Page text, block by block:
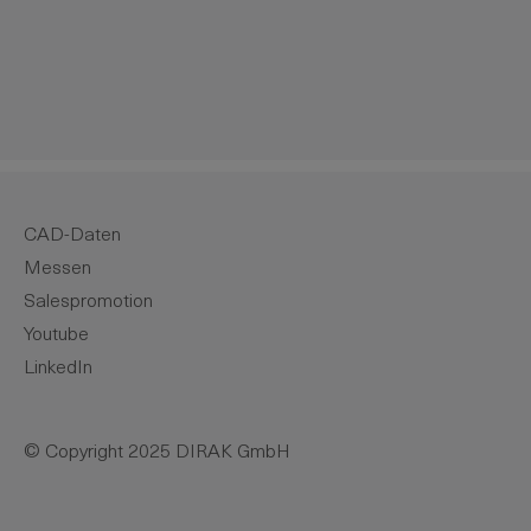
CAD-Daten
Messen
Salespromotion
Youtube
LinkedIn
© Copyright 2025 DIRAK GmbH